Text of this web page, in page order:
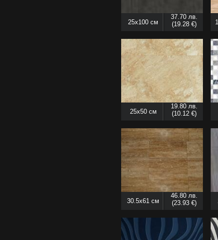
25x100 см
37.70 лв.
(19.28 €)
25x50 см
19.80 лв.
(10.12 €)
30.5x61 см
46.80 лв.
(23.93 €)